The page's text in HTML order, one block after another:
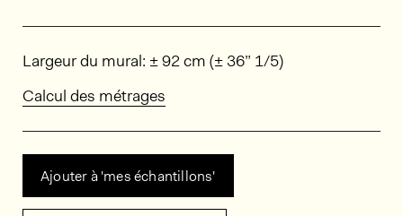
Dimensions
Largeur du mural: ± 92 cm (± 36” 1/5)
Calcul des métrages
Ajouter à 'mes échantillons'